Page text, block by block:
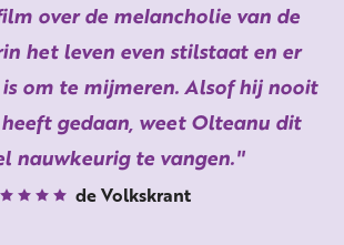
over de melancholie van de
het leven even stilstaat en er
om te mijmeren. Alsof hij nooit
gedaan, weet Olteanu dit
nauwkeurig te vangen.
de Volkskrant